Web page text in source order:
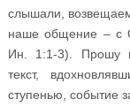
слышали,
наше общение – с
Ин. 1:1-3). Прошу
текст,
ступенью, событие